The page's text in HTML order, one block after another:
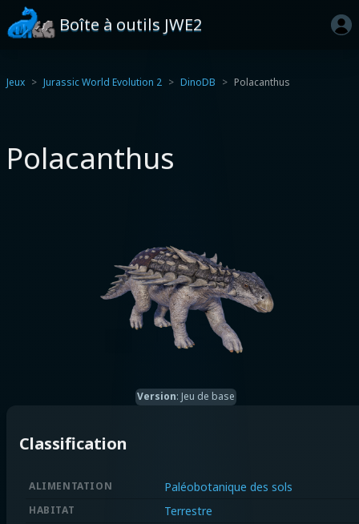
Boîte à outils JWE2
Jeux Jurassic World Evolution 2 DinoDB Polacanthus
Polacanthus
Version: Jeu de base
Classification
ALIMENTATION Paléobotanique des sols
HABITAT Terrestre